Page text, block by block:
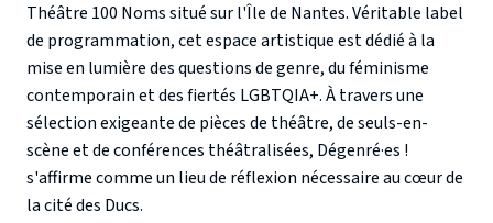
Théâtre 100 Nomssitué sur l'Île de Nantes. Véritable label
de programmation, cet espace artistique est dédié à la
mise en lumière desquestions de genre, duféminisme
contemporainet desfiertés LGBTQIA+. À travers une
sélection exigeante de pièces de théâtre, de seuls-en-
scène et de conférences théâtralisées, Dégenré·es !
s'affirme comme un lieu de réflexion nécessaire au cœur de
la cité des Ducs.